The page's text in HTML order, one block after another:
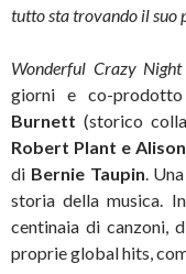
tutto sta trovando il suo
Wonderful Crazy Night
giorni e co-prodotto
Burnett (storico
Robert Plant e
di Bernie Taupin .
storia della musica.
centinaia di canzoni,
proprie global hits,